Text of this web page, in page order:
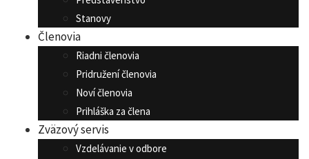
Stanovy
Členovia
Riadni členovia
Pridružení členovia
Noví členovia
Prihláška za člena
Zväzový servis
Vzdelávanie v odbore